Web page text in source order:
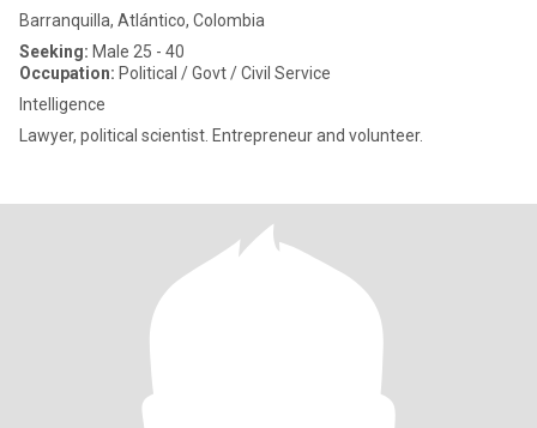
Barranquilla, Atlántico, Colombia
Seeking: Male 25 - 40
Occupation: Political / Govt / Civil Service
Intelligence
Lawyer, political scientist. Entrepreneur and volunteer.